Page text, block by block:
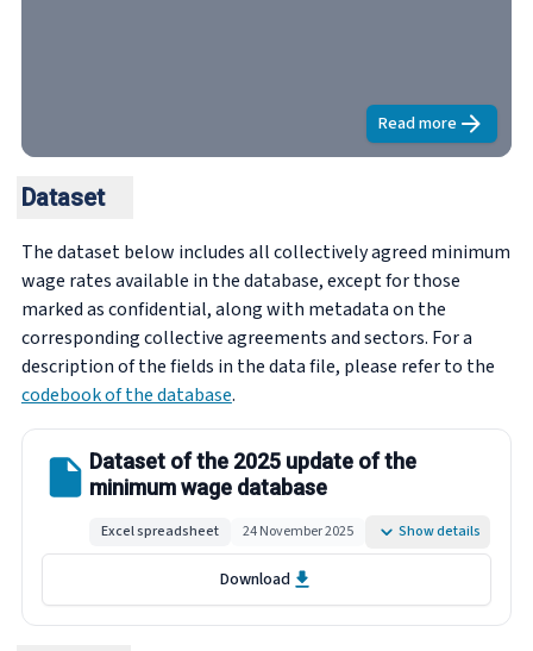
Read moreabout
Dataset
The dataset below includes all collectively agreed minimum
wage rates available in the database, except for those
marked as confidential, along with metadata on the
corresponding collective agreements and sectors. For a
description of the fields in the data file, please refer to the
codebook of the database.
Dataset of the 2025 update of the
minimum wage database
Excel spreadsheet 24 November 2025 Show details
Download